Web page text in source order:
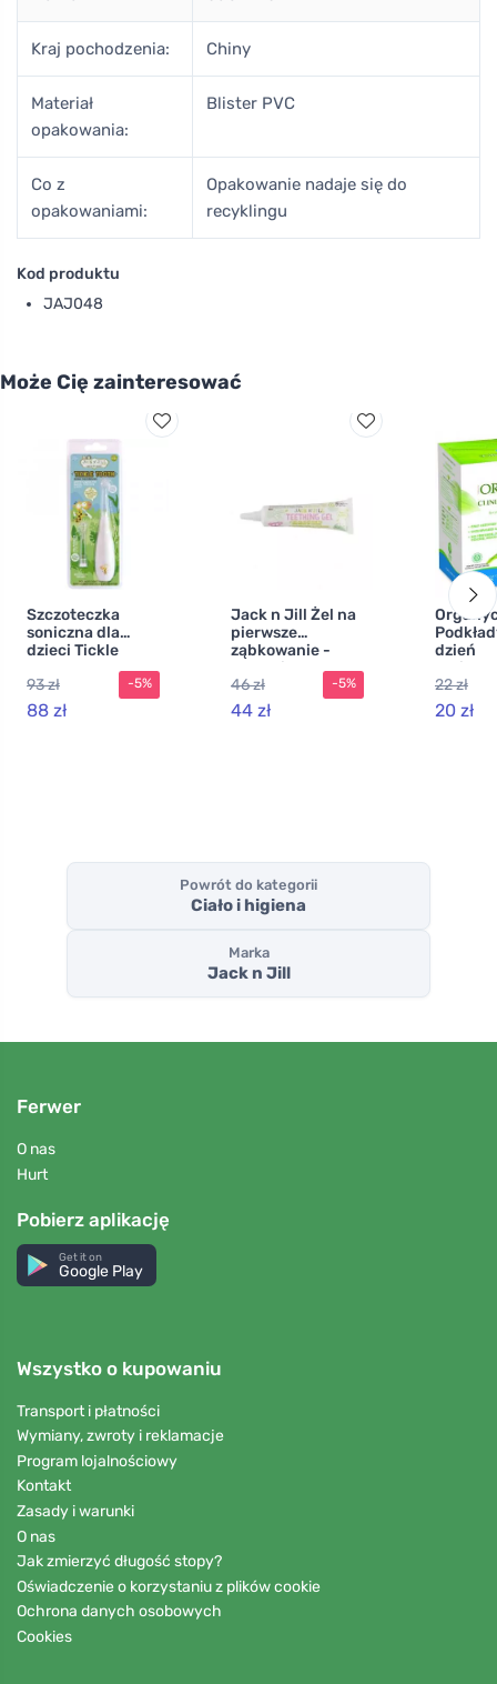
Kraj pochodzenia: Chiny
Materiał
opakowania:
Blister PVC
Co z
opakowaniami:
Opakowanie nadaje się do
recyklingu
Kod produktu
JAJ048
Może Cię zainteresować
Szczoteczka
soniczna dla
dzieci Tickle
zapasową
główką, również
dla
93 zł
88 zł
-5%
Jack n Jill Żel na
pierwsze
ząbkowanie -
łagodzi
podrażnienia
dziąseł
46 zł
44 zł
-5%
dzień
szt.) -
bawełna
22 zł
20 zł
Powrót do kategorii
Ciało i higiena
Marka
Jack n Jill
Ferwer
O nas
Hurt
Pobierz aplikację
Get it on
Google Play
Wszystko o kupowaniu
Transport i płatności
Wymiany, zwroty i reklamacje
Program lojalnościowy
Kontakt
Zasady i warunki
O nas
Jak zmierzyć długość stopy?
Oświadczenie o korzystaniu z plików cookie
Ochrona danych osobowych
Cookies